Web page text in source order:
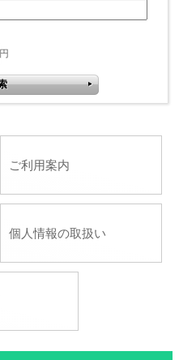
円
ご利用案内
個人情報の取扱い